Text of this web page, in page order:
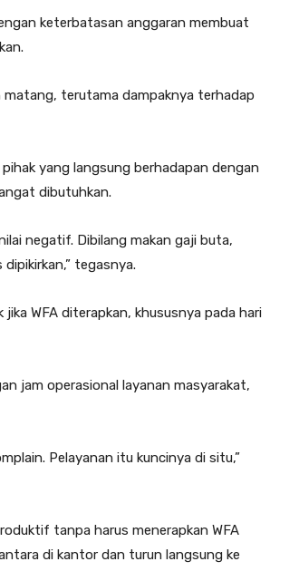
keterbatasan anggaran membuat
matang, terutama dampaknya terhadap
yang langsung berhadapan dengan
dibutuhkan.
negatif. Dibilang makan gaji buta,
tegasnya.
WFA diterapkan, khususnya pada hari
jam operasional layanan masyarakat,
Pelayanan itu kuncinya di situ,”
tanpa harus menerapkan WFA
di kantor dan turun langsung ke